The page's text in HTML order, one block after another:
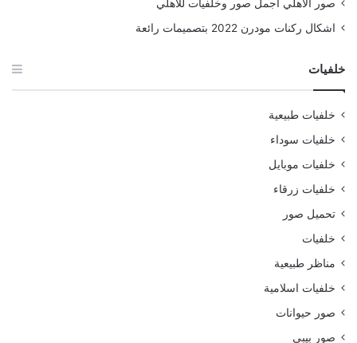
صور الأهلي أجمل صور وخلفيات للأهلي
اشكال ركنات مودرن 2022 بتصميمات رائعة
خلفيات
خلفيات طبيعية
خلفيات سوداء
خلفيات موبايل
خلفيات زرقاء
تحميل صور
خلفيات
مناظر طبيعية
خلفيات اسلامية
صور حيوانات
صور بيبي